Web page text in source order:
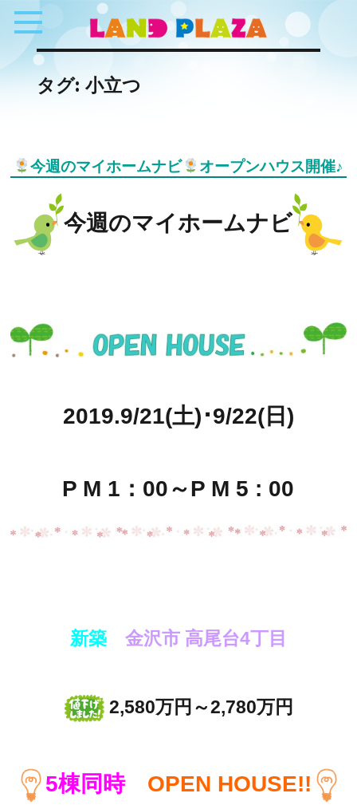
タグ: 小立つ
今週のマイホームナビ オープンハウス開催♪
今週のマイホームナビ
2019.9/21(土)･9/22(日)
P M 1：00～P M 5 : 00
新築金沢市 高尾台4丁目
2,580万円～2,780万円
5棟同時 OPEN HOUSE!!